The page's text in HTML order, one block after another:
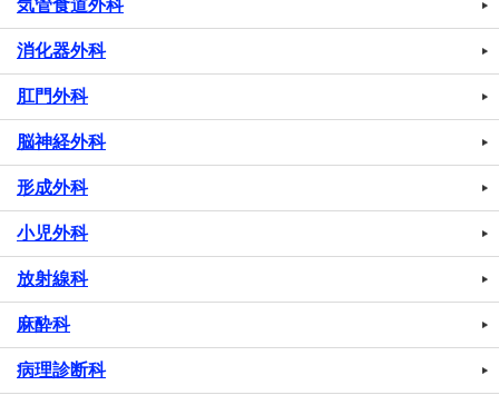
気管食道外科
消化器外科
肛門外科
脳神経外科
形成外科
小児外科
放射線科
麻酔科
病理診断科